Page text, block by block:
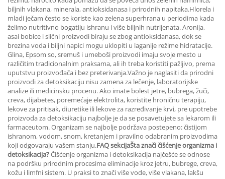
biljnih vlakana, minerala, antioksidanasa i prirodnih napitaka.Hlorela i
mladi ječam često se koriste kao zelena superhrana u periodima kada
želimo nutritivno bogatiju ishranu i više biljnih nutrijenata. Aronija,
asai bobice i slični proizvodi biraju se zbog antioksidanasa, dok se
brezina voda i biljni napici mogu uklopiti u laganije režime hidratacije.
Glina, Epsom so, sremuš i umeboši proizvodi imaju svoje mesto u
različitim tradicionalnim praksama, ali ih treba koristiti pažljivo, prema
uputstvu proizvođača i bez preterivanja.Važno je naglasiti da prirodni
proizvodi za detoksikaciju nisu zamena za lečenje, laboratorijske
analize ili medicinsku procenu. Ako imate bolest jetre, bubrega, žuči,
creva, dijabetes, poremećaje elektrolita, koristite hroničnu terapiju,
lekove za pritisak, diuretike ili lekove za razređivanje krvi, pre upotrebe
proizvoda za detoksikaciju najbolje je da se posavetujete sa lekarom ili
farmaceutom. Organizam se najbolje podržava postepeno: čistijom
ishranom, vodom, snom, kretanjem i pravilno odabranim proizvodima
koji odgovaraju vašem stanju.FAQ sekcijaŠta znači čišćenje organizma i
detoksikacija?Čišćenje organizma i detoksikacija najčešće se odnose
na podršku prirodnim procesima eliminacije kroz jetru, bubrege, creva,
kožu i limfni sistem. U praksi to znači više vode, više vlakana, lakšu